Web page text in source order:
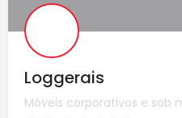
Loggerais
Móveis corporativos e sob